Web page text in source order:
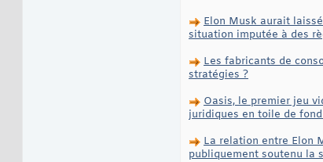
Elon Musk aurait
situation imputée à des
Les fabricants de
stratégies ?
Oasis, le premier jeu
juridiques en toile de
La relation entre Elon
publiquement soutenu la